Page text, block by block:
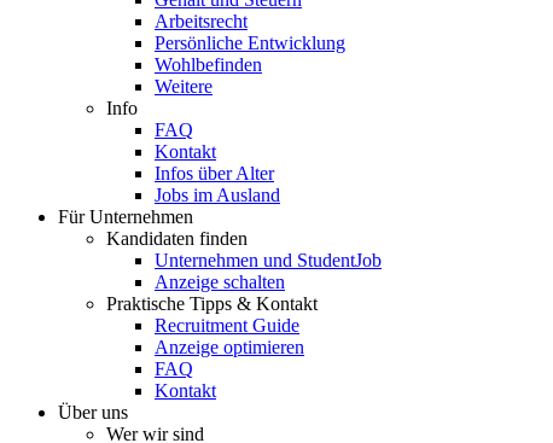
Arbeitsrecht
Persönliche Entwicklung
Wohlbefinden
Weitere
Info
FAQ
Kontakt
Infos über Alter
Jobs im Ausland
Für Unternehmen
Kandidaten finden
Unternehmen und StudentJob
Anzeige schalten
Praktische Tipps & Kontakt
Recruitment Guide
Anzeige optimieren
FAQ
Kontakt
Über uns
Wer wir sind